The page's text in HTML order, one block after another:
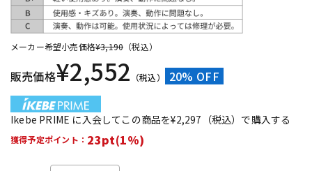
メーカー希望小売価格¥3,190 （税込）
販売価格¥2,552 （税込） 20% OFF
Ikebe PRIME に入会してこの商品を¥2,297（税込）で購入する
獲得予定ポイント： 23pt(1%)